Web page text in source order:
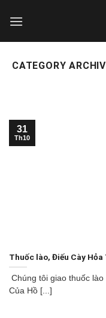
CATEGORY
Thuốc lào, Điếu Cày
Chúng tôi giao thuốc
Của Hồ [...]
31
Th10